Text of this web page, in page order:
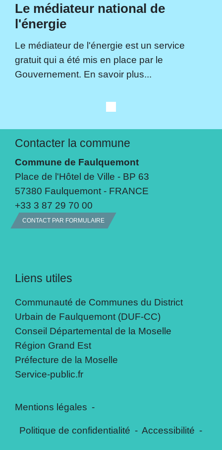
Le médiateur national de
l'énergie
Le médiateur de l'énergie est un service
gratuit qui a été mis en place par le
Gouvernement. En savoir plus...
Contacter la commune
Commune de Faulquemont
Place de l'Hôtel de Ville - BP 63
57380 Faulquemont - FRANCE
+33 3 87 29 70 00
CONTACT PAR FORMULAIRE
Liens utiles
Communauté de Communes du District
Urbain de Faulquemont (DUF-CC)
Conseil Départemental de la Moselle
Région Grand Est
Préfecture de la Moselle
Service-public.fr
Mentions légales -
Politique de confidentialité - Accessibilité -